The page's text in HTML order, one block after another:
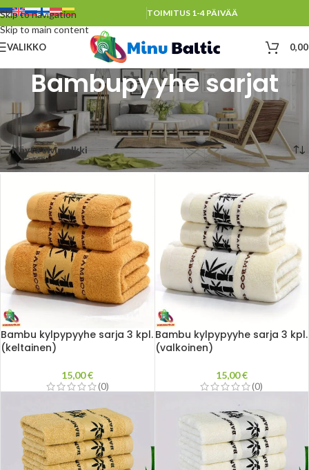
Skip to navigation
Skip to main content
TOIMITUS 1-4 PÄIVÄÄ
VALIKKO
Bambupyyhe sarjat
Etusivu / Bambu pyyhkeet/Bambupyyhe sarjat
Näytetään kaikki 4 tulosta
Näytä sivupalkki
Bambu kylpypyyhe sarja 3 kpl.
(keltainen)
15,00€
(0)
Bambu kylpypyyhe sarja 3 kpl.
(valkoinen)
15,00€
(0)